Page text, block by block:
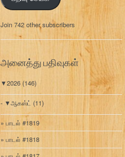
ல்
க
வ
Join 742 other subscribers
அனைத்து பதிவுகள்
▼2026 (146)
▼ஆகஸ்ட் (11)
பாடல் #1819
பாடல் #1818